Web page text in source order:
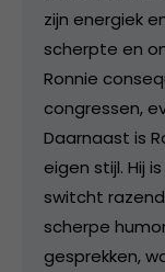
zijn energiek
scherpte en
Ronnie
congressen,
Daarnaast is
eigen stijl. Hij
switcht
scherpe
gesprekken,